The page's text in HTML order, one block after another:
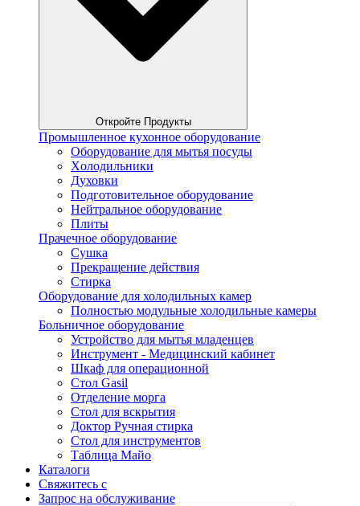
Откройте Продукты
Промышленное кухонное оборудование
Оборудование для мытья посуды
Xолодильники
Духовки
Подготовительное оборудование
Нейтральное оборудование
Плиты
Прачечное оборудование
Сушка
Прекращение действия
Стирка
Оборудование для холодильных камер
Полностью модульные холодильные камеры
Больничное оборудование
Устройство для мытья младенцев
Инструмент - Медицинский кабинет
Шкаф для операционной
Стол Gasil
Отделение морга
Стол для вскрытия
Доктор Ручная стирка
Стол для инструментов
Таблица Майо
Каталоги
Свяжитесь с
Запрос на обслуживание